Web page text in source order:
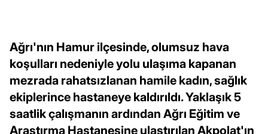
Ağrı'nın Hamur ilçesinde, olumsuz hava
koşulları nedeniyle yolu ulaşıma kapanan
mezrada rahatsızlanan hamile kadın, sağlık
ekiplerince hastaneye kaldırıldı. Yaklaşık 5
saatlik çalışmanın ardından Ağrı Eğitim ve
Araştırma Hastanesine ulaştırılan Akpolat'ın